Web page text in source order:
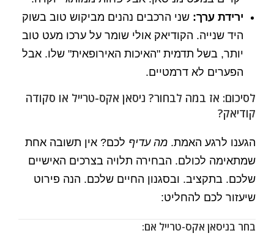
ירידת ערך: שני הרכבים נהנים מביקוש טוב בשוק
היד שנייה. הקודיאק אולי שומר על ערכו מעט טוב
יותר, בשל תדמית "האיכות האירופאית" שלו. אבל
הפערים לא דרמטיים.
לסיכום: אז במה לבחור? ניסאן אקס-טרייל או סקודה
קודיאק?
הגענו לרגע האמת. מה עדיף לכם? אין תשובה אחת
שמתאימה לכולם. הבחירה תלויה בצרכים האישיים
שלכם. בתקציב. ובסגנון החיים שלכם. הנה פירוט
שיעזור לכם להחליט:
בחר בניסאן אקס-טרייל אם: